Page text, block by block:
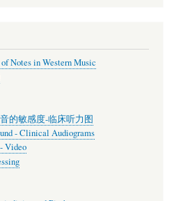
Notes in Western Music
的敏感度-临床听力图
- Clinical Audiograms
Video